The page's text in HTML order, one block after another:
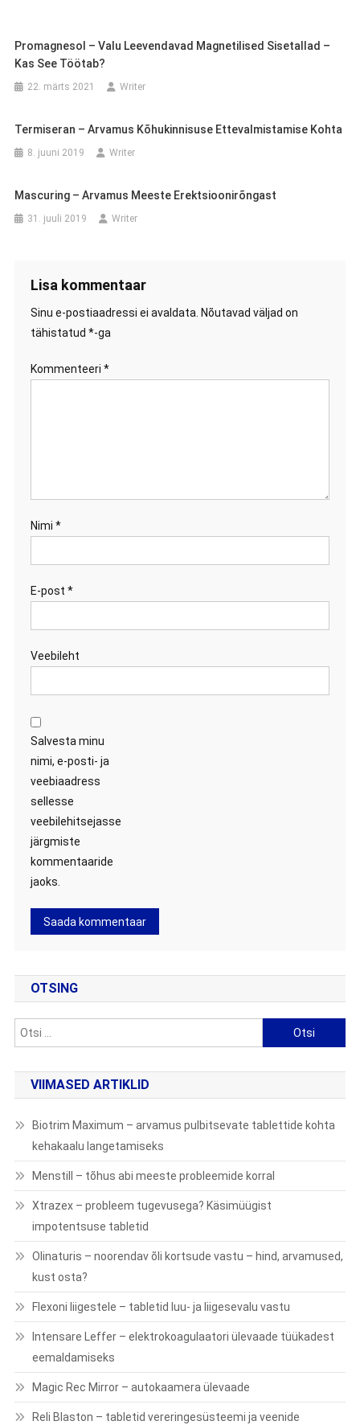
Promagnesol – Valu Leevendavad Magnetilised Sisetallad –
Kas See Töötab?
22. märts 2021 Writer
Termiseran – Arvamus Kõhukinnisuse Ettevalmistamise Kohta
8. juuni 2019 Writer
Mascuring – Arvamus Meeste Erektsioonirõngast
31. juuli 2019 Writer
Lisa kommentaar
Sinu e-postiaadressi ei avaldata. Nõutavad väljad on
tähistatud *-ga
Kommenteeri *
Nimi *
E-post *
Veebileht
Salvesta minu
nimi, e-posti- ja
veebiaadress
sellesse
veebilehitsejasse
järgmiste
kommentaaride
jaoks.
OTSING
VIIMASED ARTIKLID
Biotrim Maximum – arvamus pulbitsevate tablettide kohta
kehakaalu langetamiseks
Menstill – tõhus abi meeste probleemide korral
Xtrazex – probleem tugevusega? Käsimüügist
impotentsuse tabletid
Olinaturis – noorendav õli kortsude vastu – hind, arvamused,
kust osta?
Flexoni liigestele – tabletid luu- ja liigesevalu vastu
Intensare Leffer – elektrokoagulaatori ülevaade tüükadest
eemaldamiseks
Magic Rec Mirror – autokaamera ülevaade
Reli Blaston – tabletid vereringesüsteemi ja veenide